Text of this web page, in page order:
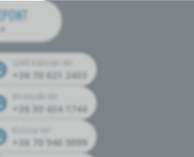
+36 70 621 2433
+36 30 434 1744
+36 70 940 0099